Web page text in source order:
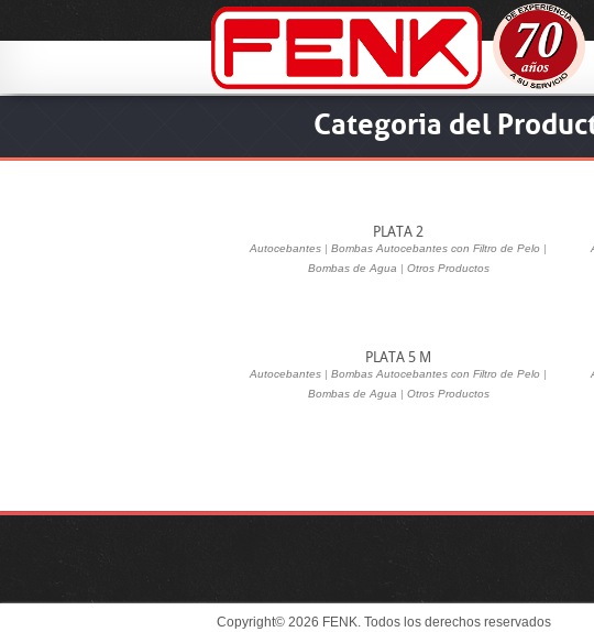
Categoria del
PLATA 2
Autocebantes | Bombas Autocebantes con Filtro de Pelo |
Bombas de Agua | Otros Productos
PLATA 5 M
Autocebantes | Bombas Autocebantes con Filtro de Pelo |
Bombas de Agua | Otros Productos
Copyright© 2026 FENK. Todos los derechos reservados